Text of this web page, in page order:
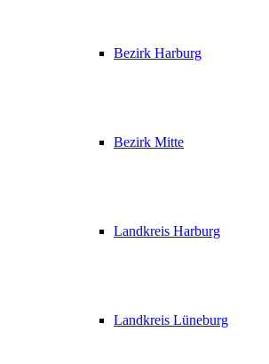
Bezirk Harburg
Bezirk Mitte
Landkreis Harburg
Landkreis Lüneburg